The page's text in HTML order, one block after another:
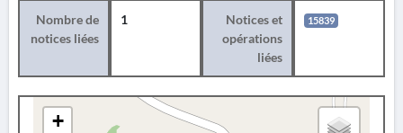
Nombre de
notices liées
1
Notices et
opérations
liées
15839
+